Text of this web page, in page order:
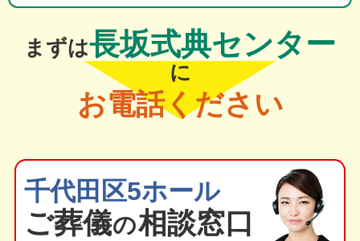
まずは長坂式典センター
に
お電話ください
千代田区5ホール
ご葬儀の相談窓口